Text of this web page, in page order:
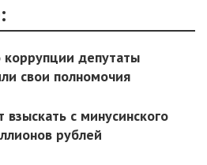
депутаты
свои полномочия
с минусинского
рублей